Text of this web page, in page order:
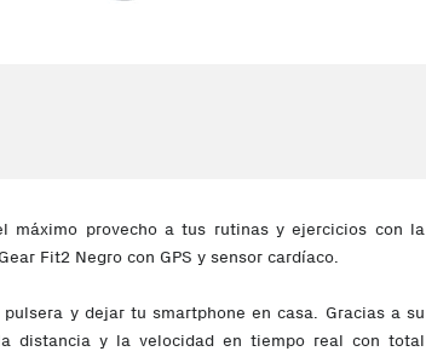
máximo provecho a tus rutinas y ejercicios con la
Fit2 Negro con GPS y sensor cardíaco.
y dejar tu smartphone en casa. Gracias a su
distancia y la velocidad en tiempo real con total